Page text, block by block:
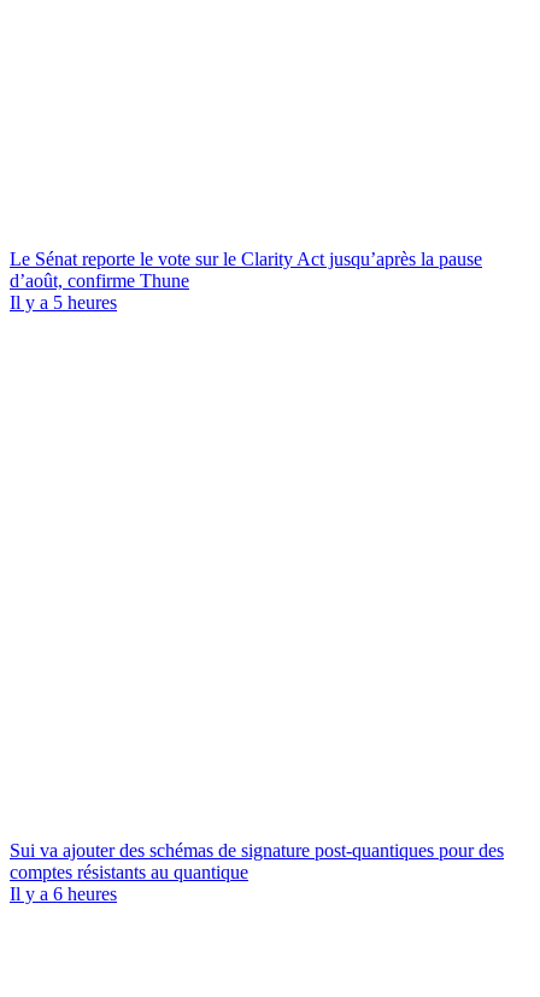
Le Sénat reporte le vote sur le Clarity Act jusqu’après la pause
d’août, confirme Thune
Il y a 5 heures
Sui va ajouter des schémas de signature post-quantiques pour des
comptes résistants au quantique
Il y a 6 heures